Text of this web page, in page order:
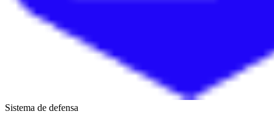
Sistema de defensa